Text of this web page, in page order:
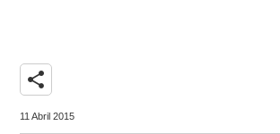
share
11 Abril 2015